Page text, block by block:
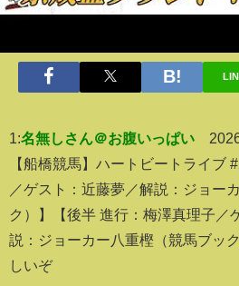
1:名無しさん＠お腹いっぱい
【船橋競馬】ハートビートライブ
／ゲスト：近藤夢／解説：ジョー
ク）】【後半 進行：梅澤真理子／
説：ジョーカー八重樫（競馬ブッ
しいぞ